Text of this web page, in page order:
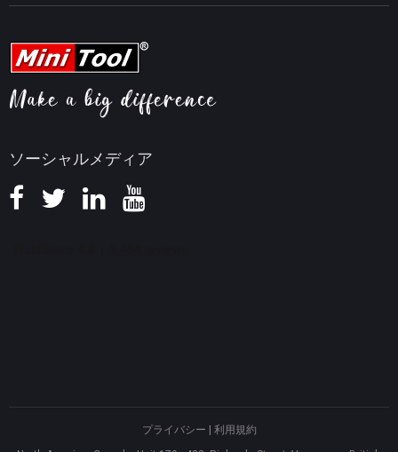
ソーシャルメディア
動画編集ヒント
ビデオ変換ヒント
画面録画ヒント
知識ベース
ヘルプ
プライバシー
利用規約